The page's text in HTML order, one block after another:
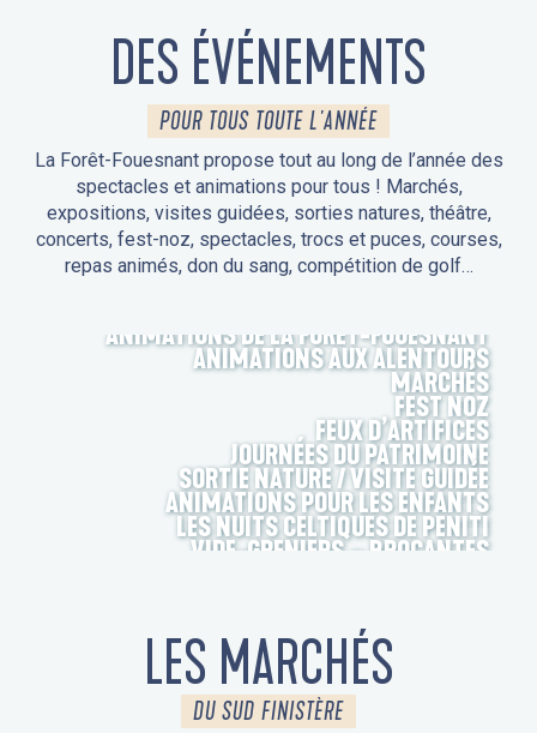
DES ÉVÉNEMENTS
POUR TOUS TOUTE L'ANNÉE
La Forêt-Fouesnant propose tout au long de l’année des
spectacles et animations pour tous ! Marchés,
expositions, visites guidées, sorties natures, théâtre,
concerts, fest-noz, spectacles, trocs et puces, courses,
repas animés, don du sang, compétition de golf…
ANIMATIONS DE LA FORÊT-FOUESNANT
ANIMATIONS AUX ALENTOURS
MARCHÉS
FEST NOZ
FEUX D’ARTIFICES
JOURNÉES DU PATRIMOINE
SORTIE NATURE / VISITE GUIDÉE
ANIMATIONS POUR LES ENFANTS
LES NUITS CELTIQUES DE PENITI
VIDE-GRENIERS – BROCANTES
LES MARCHÉS
DU SUD FINISTÈRE